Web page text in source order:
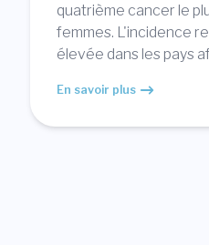
quatrième cancer le
femmes. L'incidence
élevée dans les pays
En savoir plus